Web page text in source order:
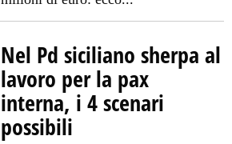
Nel Pd siciliano sherpa al
lavoro per la pax
interna, i 4 scenari
possibili